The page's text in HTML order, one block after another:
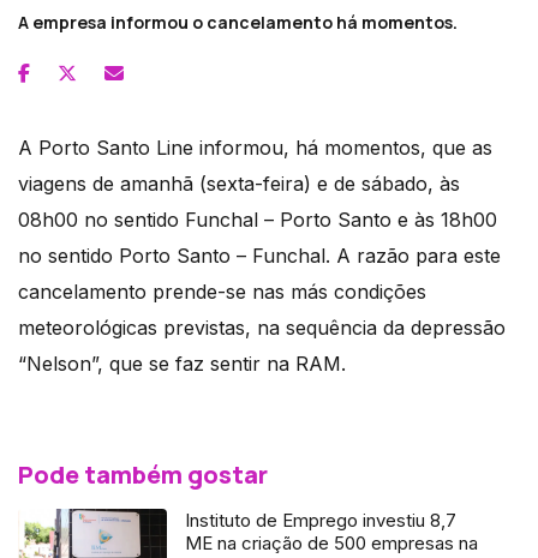
A empresa informou o cancelamento há momentos.
A Porto Santo Line informou, há momentos, que as
viagens de amanhã (sexta-feira) e de sábado, às
08h00 no sentido Funchal – Porto Santo e às 18h00
no sentido Porto Santo – Funchal. A razão para este
cancelamento prende-se nas más condições
meteorológicas previstas, na sequência da depressão
“Nelson”, que se faz sentir na RAM.
Pode também gostar
Instituto de Emprego investiu 8,7
ME na criação de 500 empresas na